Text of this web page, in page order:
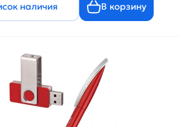
наличия В корзину